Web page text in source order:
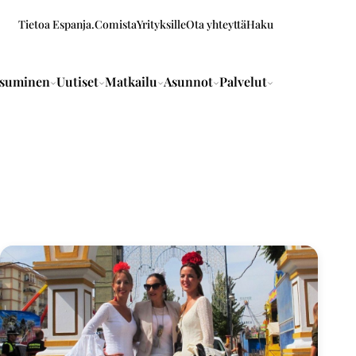
Tietoa Espanja.ComistaYrityksilleOta yhteyttäHaku
Uutiset Matkailu Asunnot Palvelut